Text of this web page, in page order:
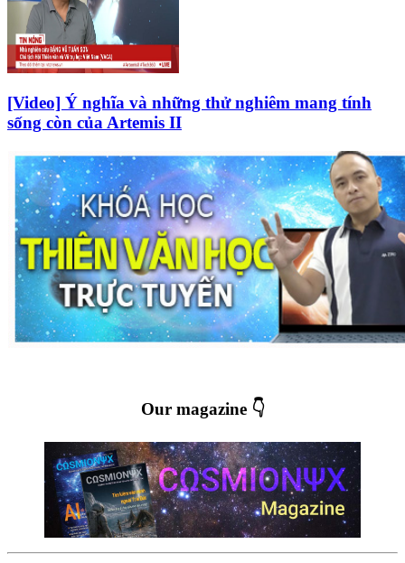
[Video] Ý nghĩa và những thử nghiêm mang tính
sống còn của Artemis II
Our magazine 👇